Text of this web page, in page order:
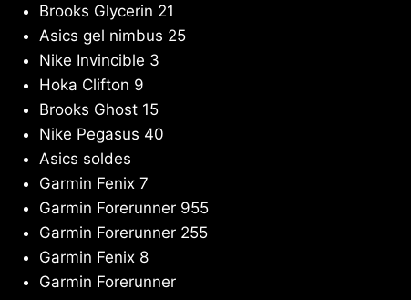
Brooks Glycerin 21
Asics gel nimbus 25
Nike Invincible 3
Hoka Clifton 9
Brooks Ghost 15
Nike Pegasus 40
Asics soldes
Garmin Fenix 7
Garmin Forerunner 955
Garmin Forerunner 255
Garmin Fenix 8
Garmin Forerunner